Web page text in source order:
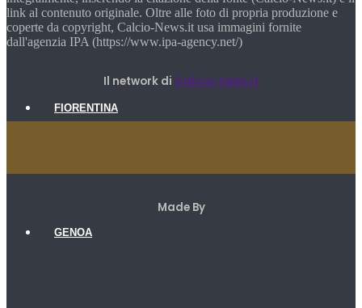
FIORENTINA
GENOA
link al contenuto originale. Oltre alle foto di propria produzione e
coperte da copyright, Calcio-News.it usa immagini fornite
dall'agenzia IPA (https://www.ipa-agency.net/)
Il network di Calcio-news.it
Made By